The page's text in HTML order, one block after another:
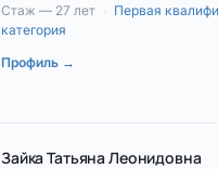
Стаж — 27 лет · Первая
категория
Профиль →
Зайка Татьяна Леонидовна